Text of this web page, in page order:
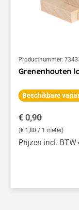
Productnummer:
Grenenhouten
Beschikbare
Normale prijs:
€ 0,90
(€ 1,80 / 1 meter)
Prijzen incl. BTW